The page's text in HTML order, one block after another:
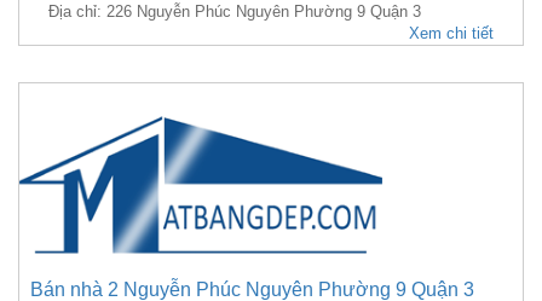
Địa chỉ: 226 Nguyễn Phúc Nguyên Phường 9 Quận 3
Xem chi tiết
Bán nhà 2 Nguyễn Phúc Nguyên Phường 9 Quận 3